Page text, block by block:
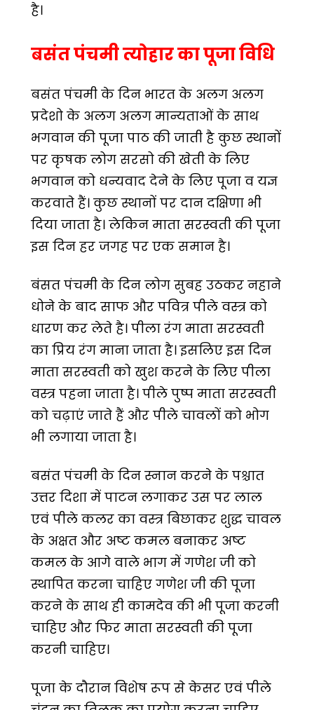
है।
बसंत पंचमी त्योहार का पूजा विधि
बसंत पंचमी के दिन भारत के अलग अलग
प्रदेशो के अलग अलग मान्यताओं के साथ
भगवान की पूजा पाठ की जाती है कुछ स्थानों
पर कृषक लोग सरसो की खेती के लिए
भगवान को धन्यवाद देने के लिए पूजा व यज्ञ
करवाते हैं। कुछ स्थानों पर दान दक्षिणा भी
दिया जाता है। लेकिन माता सरस्वती की पूजा
इस दिन हर जगह पर एक समान है।
बंसत पंचमी के दिन लोग सुबह उठकर नहाने
धोने के बाद साफ और पवित्र पीले वस्त्र को
धारण कर लेते है। पीला रंग माता सरस्वती
का प्रिय रंग माना जाता है। इसलिए इस दिन
माता सरस्वती को खुश करने के लिए पीला
वस्त्र पहना जाता है। पीले पुष्प माता सरस्वती
को चढ़ाएं जाते हैं और पीले चावलों को भोग
भी लगाया जाता है।
बसंत पंचमी के दिन स्नान करने के पश्चात
उत्तर दिशा में पाटन लगाकर उस पर लाल
एवं पीले कलर का वस्त्र बिछाकर शुद्ध चावल
के अक्षत और अष्ट कमल बनाकर अष्ट
कमल के आगे वाले भाग में गणेश जी को
स्थापित करना चाहिए गणेश जी की पूजा
करने के साथ ही कामदेव की भी पूजा करनी
चाहिए और फिर माता सरस्वती की पूजा
करनी चाहिए।
पूजा के दौरान विशेष रूप से केसर एवं पीले